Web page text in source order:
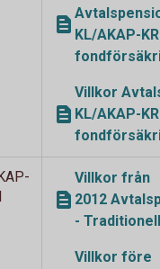
KL/AKAP-
Villkor
KL/AKAP-
Villkor från
2012
-
Villkor före